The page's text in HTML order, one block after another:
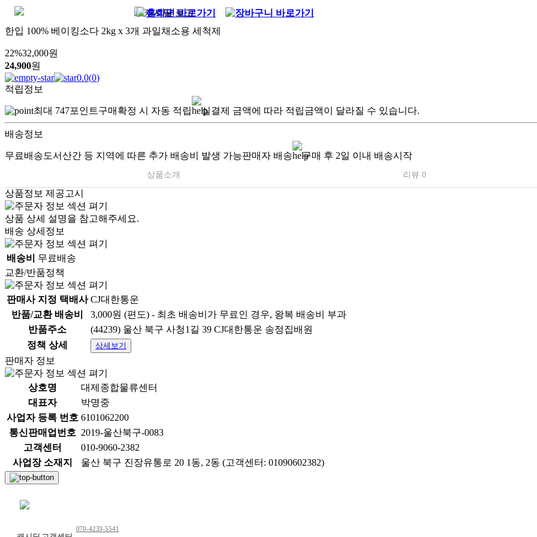
한입 100% 베이킹소다 2kg x 3개 과일채소용 세척제
22%32,000원
24,900원
0.0(0)
적립정보
최대 747포인트구매확정 시 자동 적립 실결제 금액에 따라 적립금액이 달라질 수 있습니다.
배송정보
무료배송도서산간 등 지역에 따른 추가 배송비 발생 가능판매자 배송 구매 후 2일 이내 배송시작
상품소개 리뷰 0
.
상품정보 제공고시
상품 상세 설명을 참고해주세요.
배송 상세정보
배송비
무료배송
교환/반품정책
판매사 지정 택배사 CJ대한통운
반품/교환 배송비
3,000원 (편도) - 최초 배송비가 무료인 경우, 왕복 배송비 부과
반품주소
(44239) 울산 북구 사청1길 39 CJ대한통운 송정집배원
정책 상세
상세보기
판매자 정보
상호명
대제종합물류센터
대표자
박명중
사업자 등록 번호 6101062200
통신판매업번호 2019-울산북구-0083
고객센터
010-9060-2382
사업장 소재지
울산 북구 진장유통로 20 1동, 2동 (고객센터: 01090602382)
070-4233-5541